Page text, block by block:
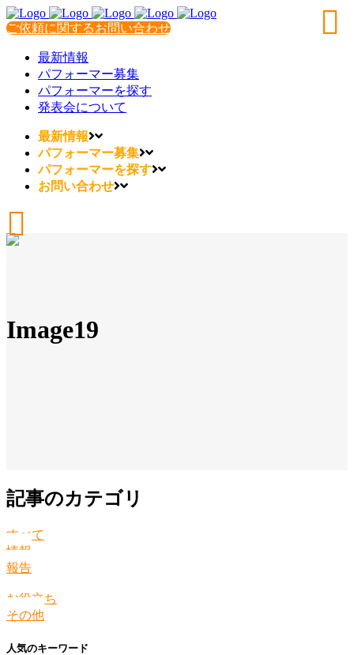
ご依頼に関するお問い合わせ
最新情報
パフォーマー募集
パフォーマーを探す
発表会について
最新情報
パフォーマー募集
パフォーマーを探す
お問い合わせ
Image19
記事のカテゴリ
すべて
情報
報告
お役立ち
その他
人気のキーワード